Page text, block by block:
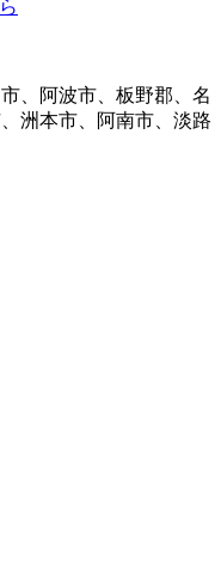
、阿波市、板野郡、名
洲本市、阿南市、淡路